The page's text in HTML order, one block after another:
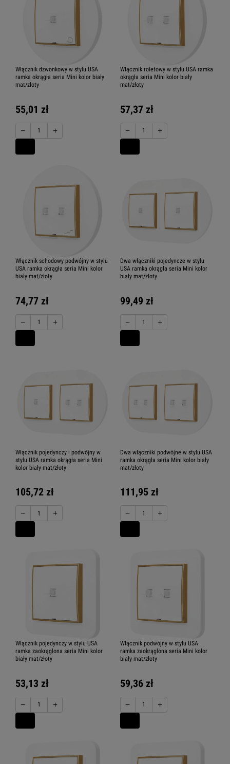
Włącznik dzwonkowy w stylu USA
ramka okrągła seria Mini kolor biały
mat/złoty
55,01 zł
− +
Włącznik roletowy w stylu USA ramka
okrągła seria Mini kolor biały
mat/złoty
57,37 zł
− +
Włącznik schodowy podwójny w stylu
USA ramka okrągła seria Mini kolor
biały mat/złoty
74,77 zł
− +
Dwa włączniki pojedyncze w stylu
USA ramka okrągła seria Mini kolor
biały mat/złoty
99,49 zł
− +
Włącznik pojedynczy i podwójny w
stylu USA ramka okrągła seria Mini
kolor biały mat/złoty
105,72 zł
− +
Dwa włączniki podwójne w stylu USA
ramka okrągła seria Mini kolor biały
mat/złoty
111,95 zł
− +
Włącznik pojedynczy w stylu USA
ramka zaokrąglona seria Mini kolor
biały mat/złoty
53,13 zł
− +
Włącznik podwójny w stylu USA
ramka zaokrąglona seria Mini kolor
biały mat/złoty
59,36 zł
− +